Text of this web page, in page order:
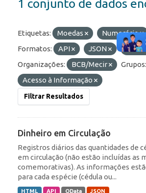
1 conjunto de dados
Etiquetas: Moedas Numerário
Formatos:
API JSON
Organizações:
BCB/Mecir
Grupos:
Acesso à Informação
Filtrar Resultados
Dinheiro em Circulação
Registros diários das quantidades de
em circulação (não estão incluídas as
comemorativas). As informações
para cada espécie (cédula ou...
HTML API OData JSON